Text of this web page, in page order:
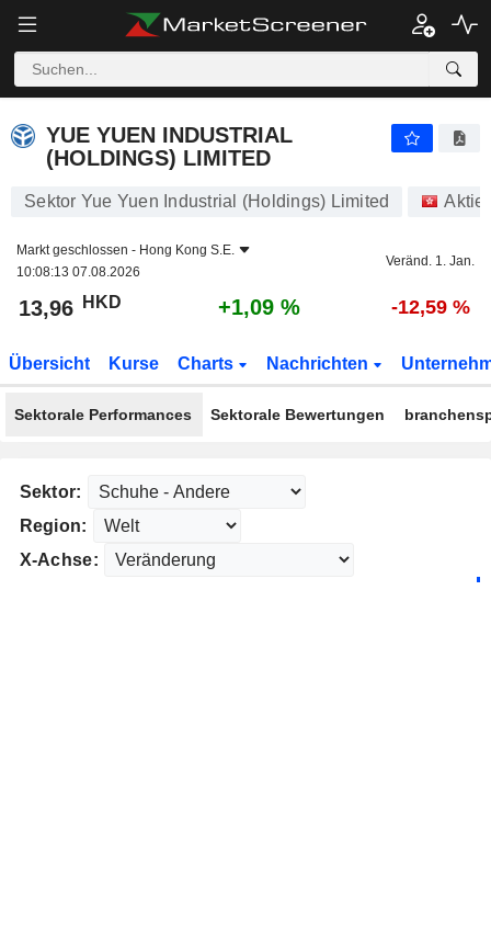
YUE YUEN INDUSTRIAL
(HOLDINGS) LIMITED
Sektor Yue Yuen Industrial (Holdings) Limited
Markt geschlossen - Hong Kong S.E.
10:08:13 07.08.2026
Veränd. 1. Jan.
13,96 HKD +1,09 % -12,59 %
Übersicht Kurse Charts Nachrichten
Sektorale Performances Sektorale Bewertungen
Sektor:
Region:
X-Achse: